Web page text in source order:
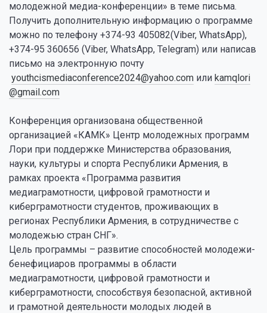
молодежной медиа-конференции» в теме письма.
Получить дополнительную информацию о программе
можно по телефону +374-93 405082(Viber, WhatsApp),
+374-95 360656 (Viber, WhatsApp, Telegram) или написав
письмо на электронную почту
youthcismediaconference2024@yahoo.com или kamqlori
@gmail.com
Конференция организована общественной
организацией «КАМК» Центр молодежных программ
Лори при поддержке Министерства образования,
науки, культуры и спорта Республики Армения, в
рамках проекта «Программа развития
медиаграмотности, цифровой грамотности и
киберграмотности студентов, проживающих в
регионах Республики Армения, в сотрудничестве с
молодежью стран СНГ».
Цель программы – развитие способностей молодежи-
бенефициаров программы в области
медиаграмотности, цифровой грамотности и
киберграмотности, способствуя безопасной, активной
и грамотной деятельности молодых людей в